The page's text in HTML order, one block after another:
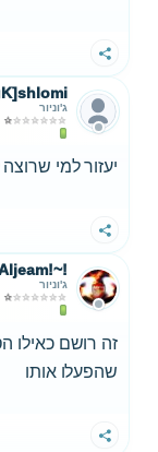
שתף
ג'וניור
יעזור למי
שתף
ג'וניור
זה רושם כאילו
שהפעלו אותו
שתף